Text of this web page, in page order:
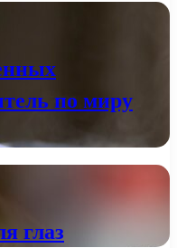
по миру
глаз